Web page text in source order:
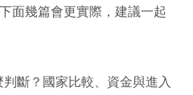
面幾篇會更實際，建議一起
斷？國家比較、資金與進入